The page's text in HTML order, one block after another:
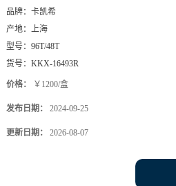
品牌： 卡凯希
产地： 上海
型号： 96T/48T
货号： KKX-16493R
价格： ￥1200/盒
发布日期： 2024-09-25
更新日期： 2026-08-07